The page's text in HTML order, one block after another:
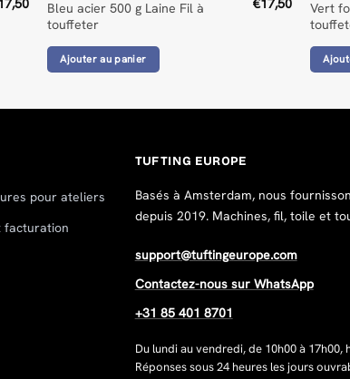
Bleu acier 500 g Laine Fil à
touffeter
€17,50
Ajouter au panier
Vert
pour ateliers
facturation
TUFTING EUROPE
Basés à Amsterdam, nous
depuis 2019. Machines, fil, toile et
support@tuftingeurope.com
Contactez-nous sur WhatsApp
+31 85 401 8701
Du lundi au vendredi, de 10h00 à 17h00,
Réponses sous 24 heures les jours